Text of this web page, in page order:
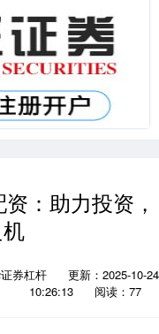
：助力投资，
券杠杆
更新：2025-10-24
10:26:13
阅读：77